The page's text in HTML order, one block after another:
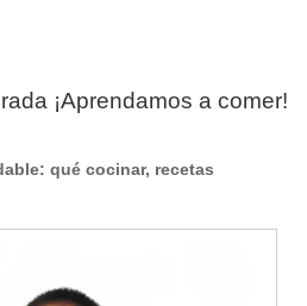
¡Aprendamos a comer!
qué cocinar, recetas